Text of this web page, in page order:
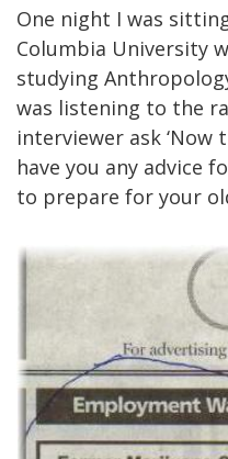
One night I was
Columbia University
studying
was listening to the
interviewer ask ‘Now
have you any advice
to prepare for your